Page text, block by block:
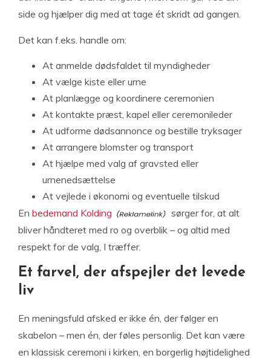
side og hjælper dig med at tage ét skridt ad gangen.
Det kan f.eks. handle om:
At anmelde dødsfaldet til myndigheder
At vælge kiste eller urne
At planlægge og koordinere ceremonien
At kontakte præst, kapel eller ceremonileder
At udforme dødsannonce og bestille tryksager
At arrangere blomster og transport
At hjælpe med valg af gravsted eller
urnenedsættelse
At vejlede i økonomi og eventuelle tilskud
En bedemand Kolding
sørger for, at alt
bliver håndteret med ro og overblik – og altid med
respekt for de valg, I træffer.
Et farvel, der afspejler det levede
liv
En meningsfuld afsked er ikke én, der følger en
skabelon – men én, der føles personlig. Det kan være
en klassisk ceremoni i kirken, en borgerlig højtidelighed